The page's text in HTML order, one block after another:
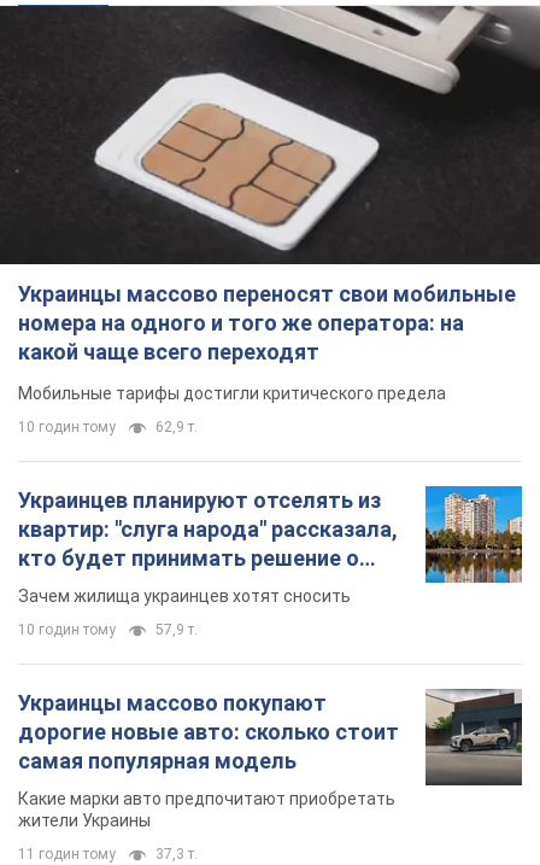
Украинцы массово переносят свои мобильные
номера на одного и того же оператора: на
какой чаще всего переходят
Мобильные тарифы достигли критического предела
10 годин тому 62,9 т.
Украинцев планируют отселять из
квартир: "слуга народа" рассказала,
кто будет принимать решение о
сносе домов
Зачем жилища украинцев хотят сносить
10 годин тому 57,9 т.
Украинцы массово покупают
дорогие новые авто: сколько стоит
самая популярная модель
Какие марки авто предпочитают приобретать
жители Украины
11 годин тому 37,3 т.